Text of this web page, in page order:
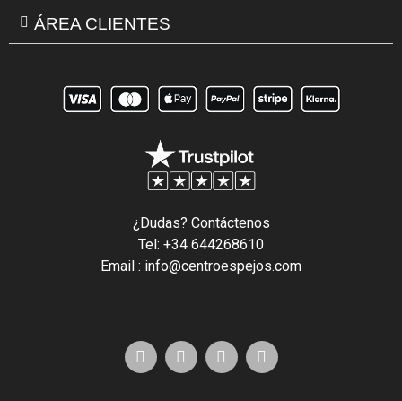
ÁREA CLIENTES
¿Dudas? Contáctenos
Tel: +34 644268610
Email : info@centroespejos.com